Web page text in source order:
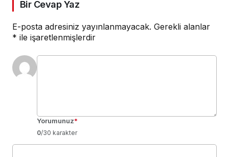
Bir Cevap Yaz
E-posta adresiniz yayınlanmayacak. Gerekli alanlar
* ile işaretlenmişlerdir
Yorumunuz*
0/30 karakter